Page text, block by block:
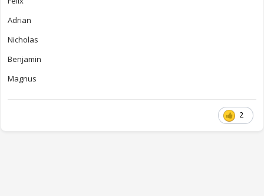
Adrian
Nicholas
Benjamin
Magnus
2